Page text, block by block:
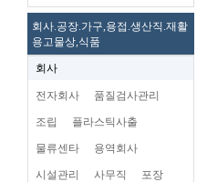
회사.공장.가구,용접.생산직.재활
용고물상,식품
회사
전자회사 품질검사관리
조립 플라스틱사출
물류센타 용역회사
시설관리 사무직 포장